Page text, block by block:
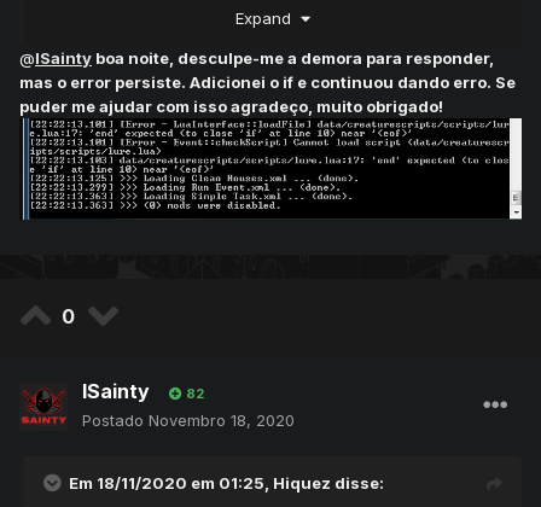
STATSCHANGE_HEALTHLOSS
==
STATSCHANGE_MANALOSS then
Expand
@lSainty boa noite, desculpe-me a demora para responder,
mas o error persiste. Adicionei o if e continuou dando erro. Se
puder me ajudar com isso agradeço, muito obrigado!
0
lSainty 82
Postado Novembro 18, 2020
Em 18/11/2020 em 01:25, Hiquez disse: